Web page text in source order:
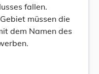
fallen.
müssen die
dem Namen des